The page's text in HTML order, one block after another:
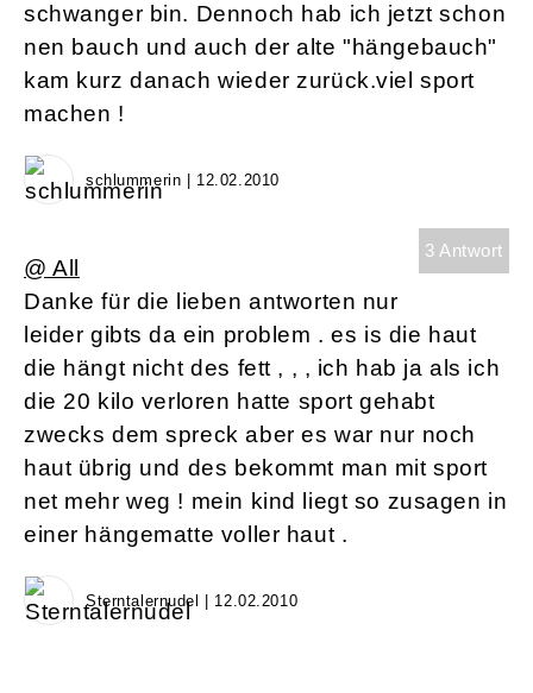
schwanger bin. Dennoch hab ich jetzt schon
nen bauch und auch der alte "hängebauch"
kam kurz danach wieder zurück.viel sport
machen !
schlummerin | 12.02.2010
3 Antwort
@ All
Danke für die lieben antworten nur
leider gibts da ein problem . es is die haut
die hängt nicht des fett , , , ich hab ja als ich
die 20 kilo verloren hatte sport gehabt
zwecks dem spreck aber es war nur noch
haut übrig und des bekommt man mit sport
net mehr weg ! mein kind liegt so zusagen in
einer hängematte voller haut .
Sterntalernudel | 12.02.2010